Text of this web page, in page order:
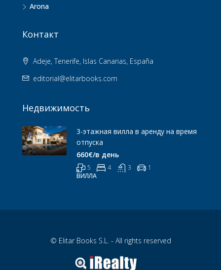
Arona
Контакт
Adeje, Tenerife, Islas Canarias, España
editorial@elitarbooks.com
Недвижимость
3-этажная вилла в аренду на время
отпуска
660€/в день
5 4 3
1
ВИЛЛА
© Elitar Books S.L. - All rights reserved